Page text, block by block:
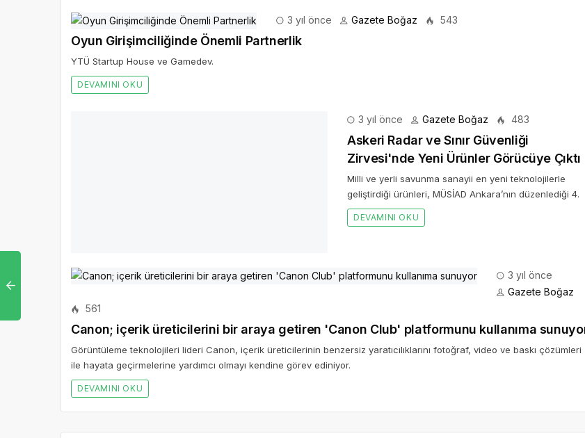
3 yıl önce Gazete Boğaz 543
Oyun Girişimciliğinde Önemli Partnerlik
YTÜ Startup House ve Gamedev.
DEVAMINI OKU
3 yıl önce
Gazete Boğaz
483
Askeri Radar ve Sınır Güvenliği Zirvesi'nde Yeni Ürünler Görücüye Çıktı
Milli ve yerli savunma sanayii en yeni teknolojilerle geliştirdiği ürünleri, MÜSİAD Ankara’nın düzenlediği 4.
Canon; içerik üreticilerini bir araya getiren 'Canon Club' platformunu kullanıma sunuyor
Görüntüleme teknolojileri lideri Canon, içerik üreticilerinin benzersiz yaratıcılıklarını fotoğraf, video ve baskı çözümleri
ile hayata geçirmelerine yardımcı olmayı kendine görev ediniyor.
DEVAMINI OKU
Bir Cevap Yaz